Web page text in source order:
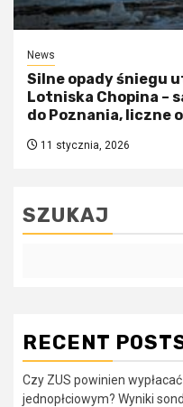
News
Silne opady śniegu
Lotniska Chopina –
do Poznania, liczne
11 stycznia, 2026
SZUKAJ
RECENT
Czy ZUS powinien
jednopłciowym? Wyniki